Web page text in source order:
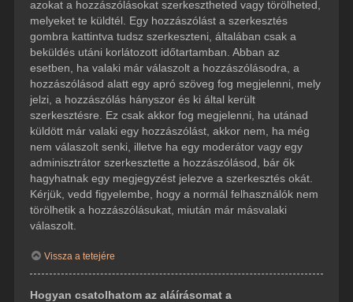
azokat a hozzászólásokat szerkesztheted vagy törölheted,
melyeket te küldtél. Egy hozzászólást a szerkesztés
gombra kattintva tudsz szerkeszteni, általában csak a
beküldés utáni korlátozott időtartamban. Abban az
esetben, ha valaki már válaszolt a hozzászólásodra, a
hozzászólásod alatt egy apró szöveg fog megjelenni, mely
jelzi, a hozzászólás hányszor és ki által került
szerkesztésre. Ez csak akkor fog megjelenni, ha utánad
küldött már valaki egy hozzászólást, akkor nem, ha még
nem válaszolt senki, illetve ha egy moderátor vagy egy
adminisztrátor szerkesztette a hozzászólásod, bár ők
hagyhatnak egy megjegyzést jelezve a szerkesztés okát.
Kérjük, vedd figyelembe, hogy a normál felhasználók nem
törölhetik a hozzászólásukat, miután már másvalaki
válaszolt.
Vissza a tetejére
Hogyan csatolhatom az aláírásomat a